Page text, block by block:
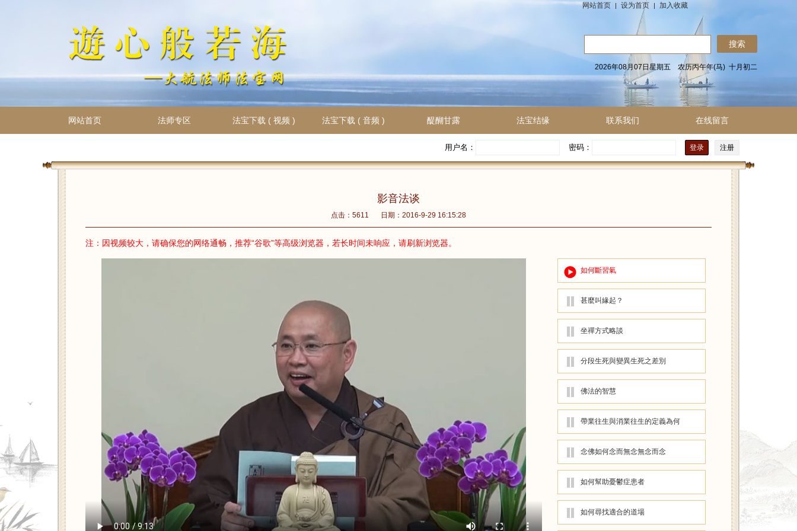
网站首页 设为首页 加入收藏
2026年08月07日星期五 农历丙午年(马) 十月初二
网站首页 法师专区 法宝下载 ( 视频 ) 法宝下载 ( 音频 ) 醍醐甘露 法宝结缘 联系我们 在线留言
用户名： 密码： 注册
影音法谈
点击：5611 日期：2016-9-29 16:15:28
注：因视频较大，请确保您的网络通畅，推荐“谷歌”等高级浏览器，若长时间未响应，请刷新浏览器。
如何斷習氣
甚麼叫緣起？
坐禪方式略談
分段生死與變異生死之差別
佛法的智慧
帶業往生與消業往生的定義為何
念佛如何念而無念無念而念
如何幫助憂鬱症患者
如何尋找適合的道場